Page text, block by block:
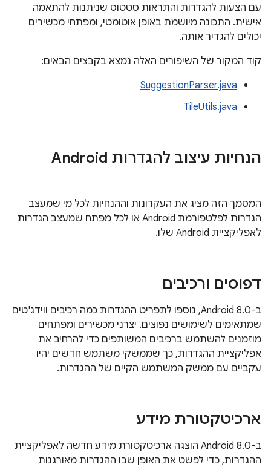
עם הצעות להגדרות והתראות סטטוס שניתנות להתאמה
אישית. התכונה מיושמת באופן אוטומטי, ומפתחי מכשירים
יכולים להגדיר אותה.
קוד המקור של השיפורים האלה נמצא בקבצים הבאים:
SuggestionParser.java
TileUtils.java
הנחיות עיצוב להגדרות Android
המסמך הזה מציג את העקרונות וההנחיות לכל מי שמעצב
הגדרות לפלטפורמת Android או לכל מפתח שמעצב הגדרות
לאפליקציית Android שלו.
דפוסים ורכיבים
ב-Android 8.0, נוספו לתפריט ההגדרות כמה רכיבים ווידג'טים
שמתאימים לשימושים נפוצים. יצרני מכשירים ומפתחים
מוזמנים להשתמש ברכיבים המשותפים כדי להרחיב את
אפליקציית ההגדרות, כך שממשקי משתמש חדשים יהיו
עקביים עם ממשק המשתמש הקיים של ההגדרות.
ארכיטקטורת מידע
ב-Android 8.0 הוצגה ארכיטקטורת מידע חדשה לאפליקציית
ההגדרות, כדי לפשט את האופן שבו ההגדרות מאורגנות